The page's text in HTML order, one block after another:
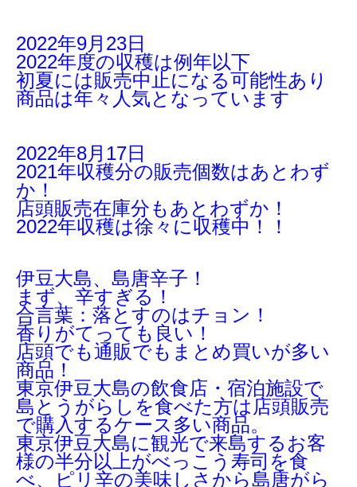
2022年9月23日
2022年度の収穫は例年以下
初夏には販売中止になる可能性あり
商品は年々人気となっています
2022年8月17日
2021年収穫分の販売個数はあとわず
か！
店頭販売在庫分もあとわずか！
2022年収穫は徐々に収穫中！！
伊豆大島、島唐辛子！
まず、辛すぎる！
合言葉：落とすのはチョン！
香りがてっても良い！
店頭でも通販でもまとめ買いが多い
商品！
東京伊豆大島の飲食店・宿泊施設で
島とうがらしを食べた方は店頭販売
で購入するケース多い商品。
東京伊豆大島に観光で来島するお客
様の半分以上がべっこう寿司を食
べ、ピリ辛の美味しさから島唐がら